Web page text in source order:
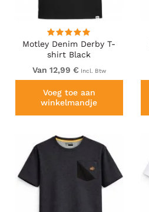
Motley Denim Derby T-
shirt Black
Van 12,99 € Incl. Btw
Voeg toe aan
winkelmandje